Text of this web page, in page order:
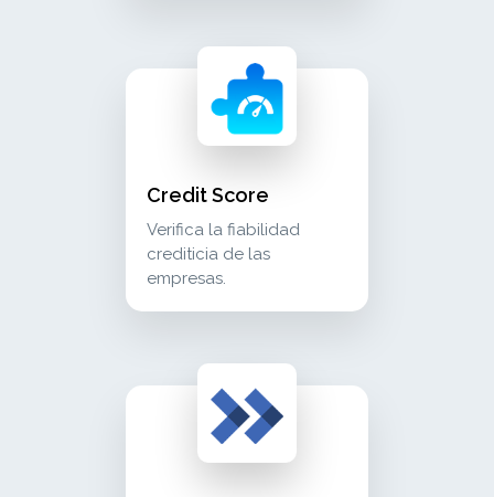
credit score verifica la fiabilidad crediticia de
crm_sales
Credit Score
Verifica la fiabilidad
crediticia de las
empresas.
execusbi company descarga información
crm_sales